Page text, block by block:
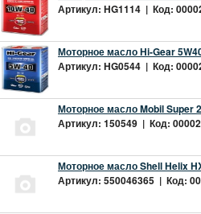
Артикул: HG1114 | Код:
Моторное масло Hi-Gear
Артикул: HG0544 | Код:
Моторное масло Mobil Super
Артикул: 150549 | Код:
Моторное масло Shell Helix
Артикул: 550046365 | Код: